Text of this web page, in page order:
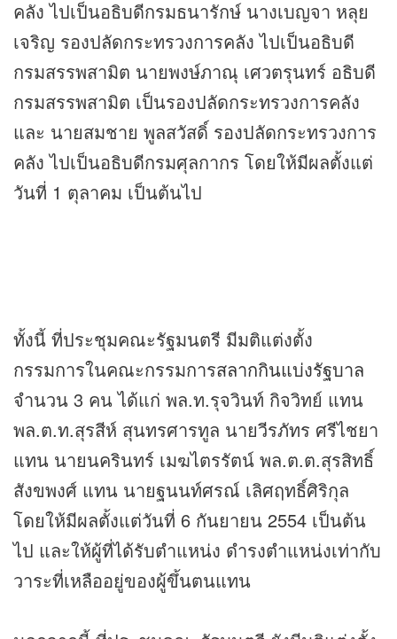
คลัง ไปเป็นอธิบดีกรมธนารักษ์ นางเบญจา หลุย
เจริญ รองปลัดกระทรวงการคลัง ไปเป็นอธิบดี
กรมสรรพสามิต นายพงษ์ภาณุ เศวตรุนทร์ อธิบดี
กรมสรรพสามิต เป็นรองปลัดกระทรวงการคลัง
และ นายสมชาย พูลสวัสดิ์ รองปลัดกระทรวงการ
คลัง ไปเป็นอธิบดีกรมศุลกากร โดยให้มีผลตั้งแต่
วันที่ 1 ตุลาคม เป็นต้นไป
ทั้งนี้ ที่ประชุมคณะรัฐมนตรี มีมติแต่งตั้ง
กรรมการในคณะกรรมการสลากกินแบ่งรัฐบาล
จำนวน 3 คน ได้แก่ พล.ท.รุจวินท์ กิจวิทย์ แทน
พล.ต.ท.สุรสีห์ สุนทรศารทูล นายวีรภัทร ศรีไชยา
แทน นายนครินทร์ เมฆไตรรัตน์ พล.ต.ต.สุรสิทธิ์
สังขพงศ์ แทน นายฐนนท์ศรณ์ เลิศฤทธิ์ศิริกุล
โดยให้มีผลตั้งแต่วันที่ 6 กันยายน 2554 เป็นต้น
ไป และให้ผู้ที่ได้รับตำแหน่ง ดำรงตำแหน่งเท่ากับ
วาระที่เหลืออยู่ของผู้ขึ้นตนแทน